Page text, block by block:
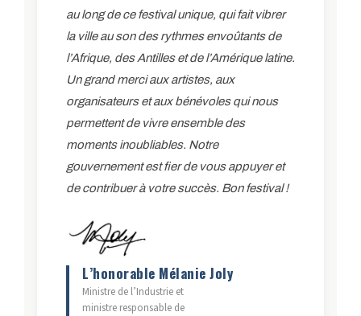
au long de ce festival unique, qui fait vibrer
la ville au son des rythmes envoûtants de
l’Afrique, des Antilles et de l’Amérique latine.
Un grand merci aux artistes, aux
organisateurs et aux bénévoles qui nous
permettent de vivre ensemble des
moments inoubliables. Notre
gouvernement est fier de vous appuyer et
de contribuer à votre succès. Bon festival !
L’honorable Mélanie Joly
Ministre de l’Industrie et
ministre responsable de